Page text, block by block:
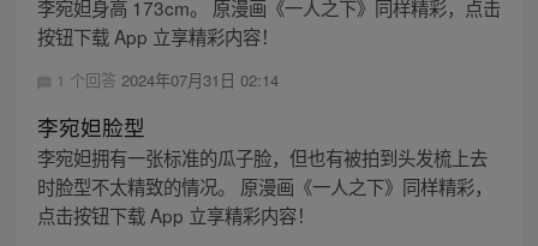
李宛妲身高 173cm。 原漫画《一人之下》同样精彩，点击
按钮下载 App 立享精彩内容！
1 个回答 2024年07月31日 02:14
李宛妲脸型
李宛妲拥有一张标准的瓜子脸，但也有被拍到头发梳上去
时脸型不太精致的情况。 原漫画《一人之下》同样精彩，
点击按钮下载 App 立享精彩内容！